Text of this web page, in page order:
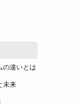
違いとは？
未来